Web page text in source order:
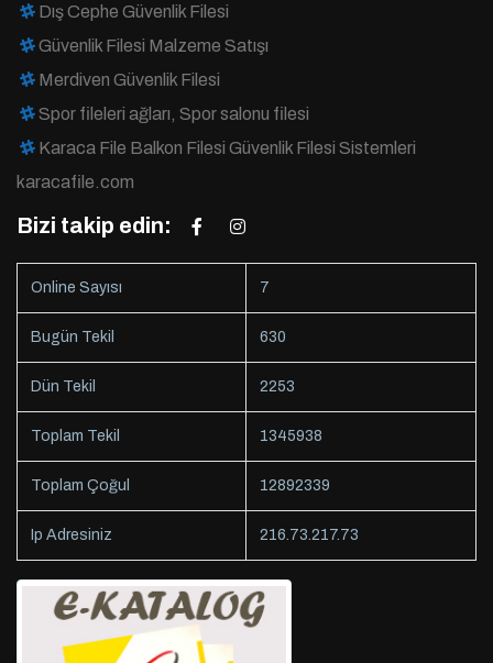
Dış Cephe Güvenlik Filesi
Güvenlik Filesi Malzeme Satışı
Merdiven Güvenlik Filesi
Spor fileleri ağları, Spor salonu filesi
Karaca File Balkon Filesi Güvenlik Filesi Sistemleri
karacafile.com
Bizi takip edin:
Online Sayısı 7
Bugün Tekil 630
Dün Tekil 2253
Toplam Tekil 1345938
Toplam Çoğul 12892339
Ip Adresiniz 216.73.217.73